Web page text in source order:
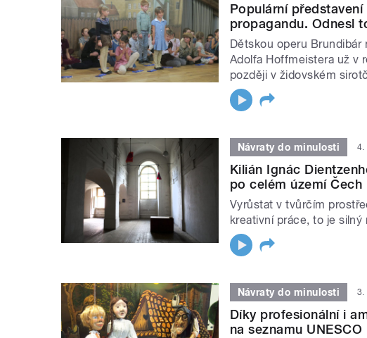
Populární
propagandu. Odnesl
Dětskou operu Brundibár
Adolfa Hoffmeistera už v
později v židovském
Návraty do minulosti 4.
Kilián Ignác
po celém území Čech
Vyrůstat v tvůrčím
kreativní práce, to je
Návraty do minulosti 3.
Díky profesionální i
na seznamu UNESCO